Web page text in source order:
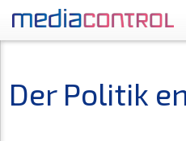
Der Politik